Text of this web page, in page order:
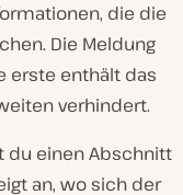
die die
Die Meldung
erste enthält das
verhindert.
du einen Abschnitt
an, wo sich der